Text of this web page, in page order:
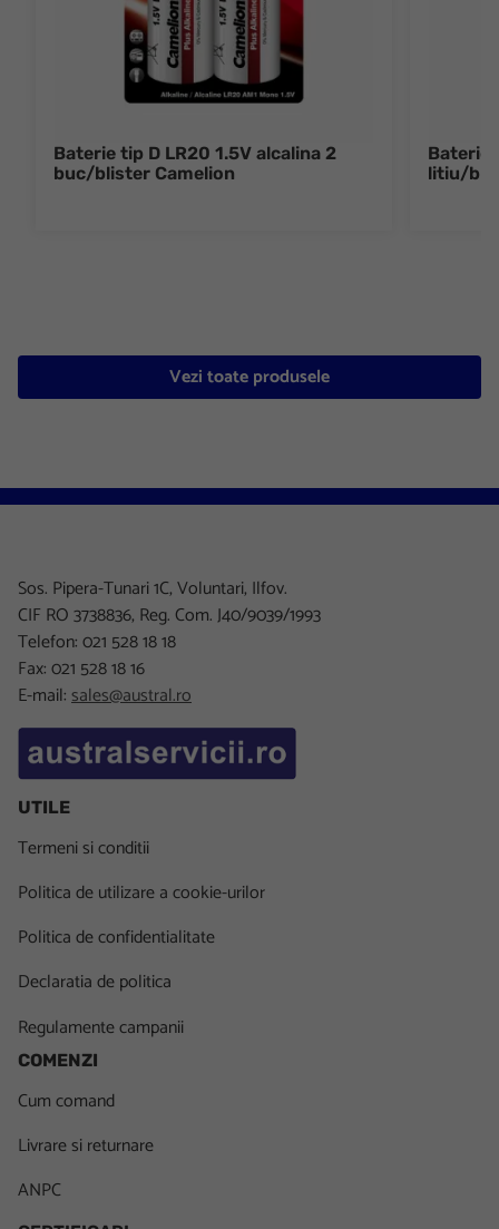
Baterie tip D LR20 1.5V alcalina 2
buc/blister Camelion
Baterie
litiu/
Vezi toate produsele
Sos. Pipera-Tunari 1C, Voluntari, Ilfov.
CIF RO 3738836, Reg. Com. J40/9039/1993
Telefon: 021 528 18 18
Fax: 021 528 18 16
E-mail:sales@austral.ro
UTILE
Termeni si conditii
Politica de utilizare a cookie-urilor
Politica de confidentialitate
Declaratia de politica
Regulamente campanii
COMENZI
Cum comand
Livrare si returnare
ANPC